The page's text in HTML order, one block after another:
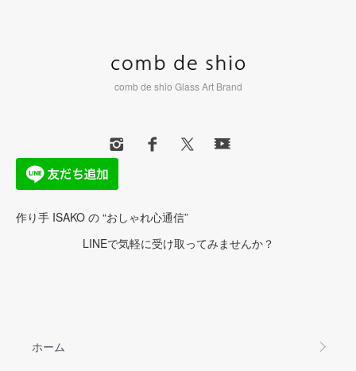
comb de shio Glass Art Brand
作り手 ISAKO の “おしゃれ心通信”
LINEで気軽に受け取ってみませんか？
ホーム